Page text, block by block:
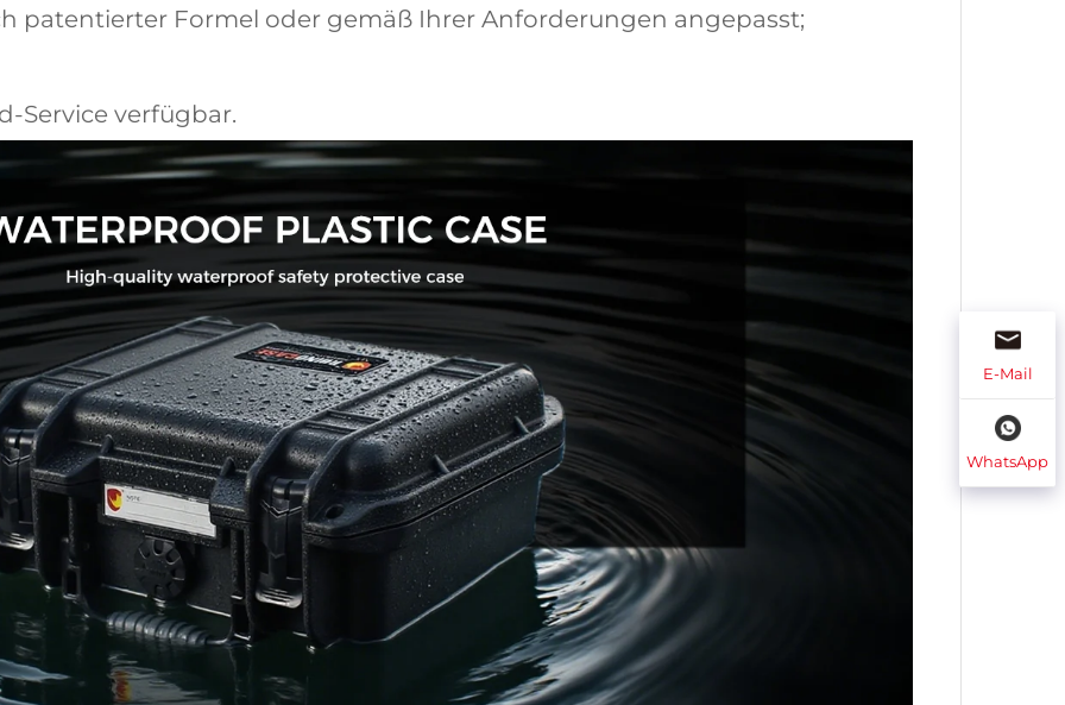
patentierter Formel oder gemäß Ihrer Anforderungen angepasst;
Service verfügbar.
E-Mail
WhatsApp